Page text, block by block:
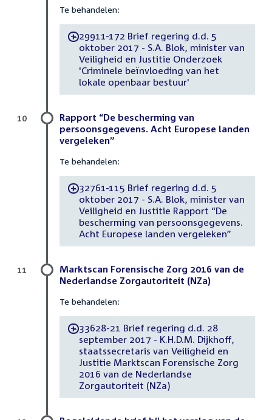
Te behandelen:
-29911-172 Brief regering d.d. 5
oktober 2017 - S.A. Blok, minister van
Veiligheid en Justitie Onderzoek
'Criminele beïnvloeding van het
lokale openbaar bestuur'
Rapport “De bescherming van
persoonsgegevens. Acht Europese landen
vergeleken”
Te behandelen:
-32761-115 Brief regering d.d. 5
oktober 2017 - S.A. Blok, minister van
Veiligheid en Justitie Rapport “De
bescherming van persoonsgegevens.
Acht Europese landen vergeleken”
10
Marktscan Forensische Zorg 2016 van de
Nederlandse Zorgautoriteit (NZa)
Te behandelen:
-33628-21 Brief regering d.d. 28
september 2017 - K.H.D.M. Dijkhoff,
staatssecretaris van Veiligheid en
Justitie Marktscan Forensische Zorg
2016 van de Nederlandse
Zorgautoriteit (NZa)
11